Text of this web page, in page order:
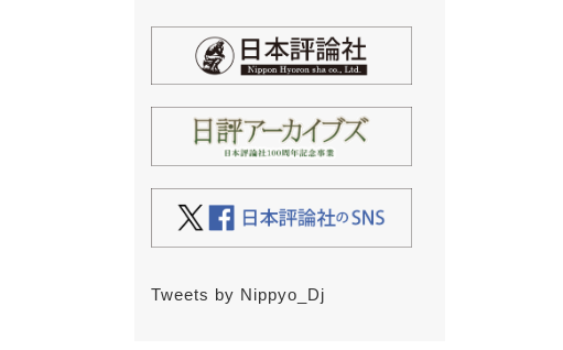
Tweets by Nippyo_Dj